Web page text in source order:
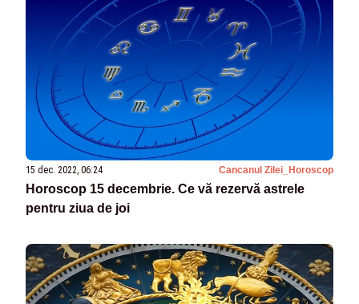
15 dec. 2022, 06:24 Cancanul Zilei_Horoscop
Horoscop 15 decembrie. Ce vă rezervă astrele
pentru ziua de joi